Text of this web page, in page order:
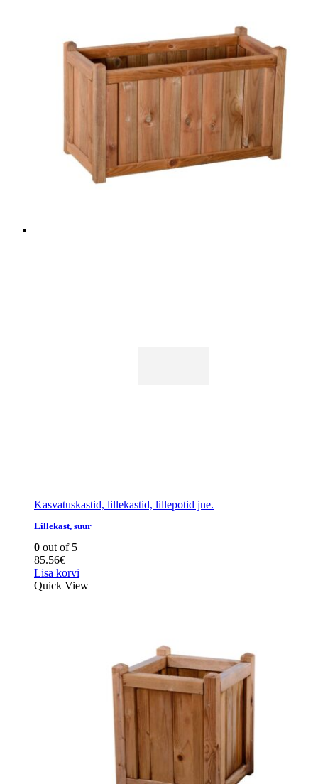
Kasvatuskastid, lillekastid, lillepotid jne.
Lillekast, suur
0 out of 5
85.56€
Lisa korvi
Quick View